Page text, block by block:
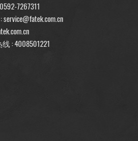
7267311
service@fatek.com.cn
线 :4008501221